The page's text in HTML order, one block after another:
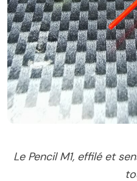
Le Pencil M1, effilé et